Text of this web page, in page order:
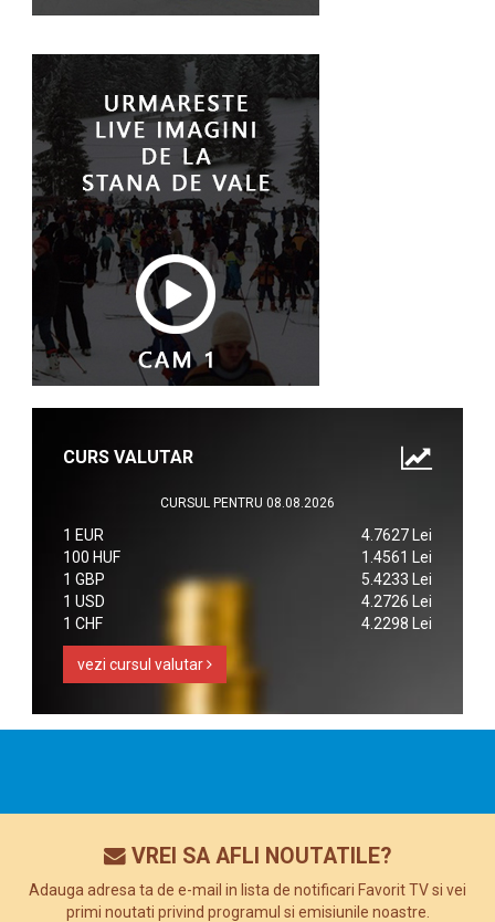
CURS VALUTAR
CURSUL PENTRU 08.08.2026
1 EUR
4.7627 Lei
100 HUF
1.4561 Lei
1 GBP
5.4233 Lei
1 USD
4.2726 Lei
1 CHF
4.2298 Lei
vezi cursul valutar
VREI SA AFLI NOUTATILE?
Adauga adresa ta de e-mail in lista de notificari Favorit TV si vei
primi noutati privind programul si emisiunile noastre.